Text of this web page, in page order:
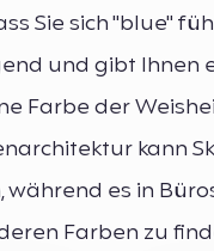
Sie sich "blue"
und gibt Ihnen
Farbe der
kann
es in
Farben zu